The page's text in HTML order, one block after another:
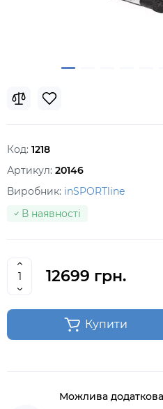
Код: 1218
Артикул: 20146
Виробник: inSPORTline
В наявності
12699 грн.
Купити
Можлива